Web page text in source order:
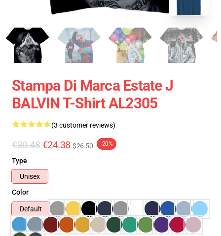
Stampa Di Marca Estate J
BALVIN T-Shirt AL2305
(3 customer reviews)
€30.48 €24.38 $26.50 -20%
Type
Unisex
Color
Default